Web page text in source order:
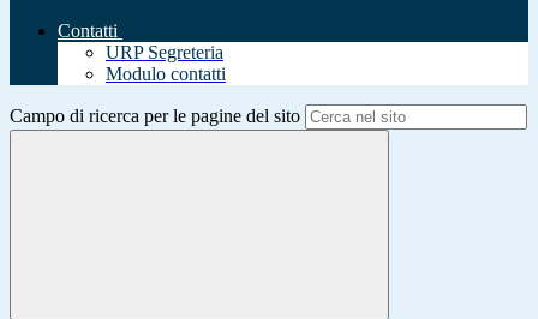
Contatti
URP Segreteria
Modulo contatti
Campo di ricerca per le pagine del sito